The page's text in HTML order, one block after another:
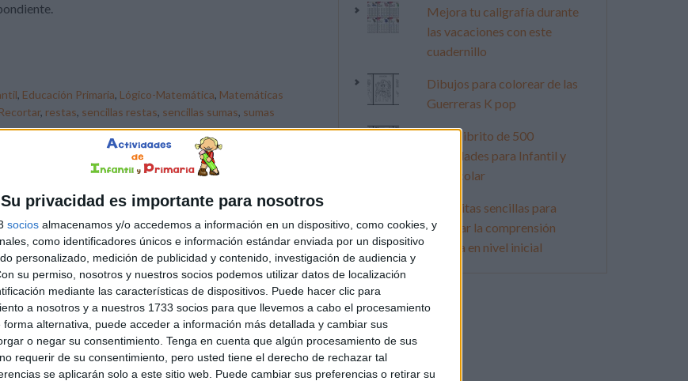
Su privacidad es importante para nosotros
socios almacenamos y/o accedemos a información en un dispositivo, como cookies, y
como identificadores únicos e información estándar enviada por un dispositivo
personalizado, medición de publicidad y contenido, investigación de audiencia y
su permiso, nosotros y nuestros socios podemos utilizar datos de localización
mediante las características de dispositivos. Puede hacer clic para
a nosotros y a nuestros 1733 socios para que llevemos a cabo el procesamiento
alternativa, puede acceder a información más detallada y cambiar sus
o negar su consentimiento. Tenga en cuenta que algún procesamiento de sus
requerir de su consentimiento, pero usted tiene el derecho de rechazar tal
se aplicarán solo a este sitio web. Puede cambiar sus preferencias o retirar su
, Educación Primaria, Lógico-Matemática, Matemáticas
Recortar, restas, sencillas restas, sencillas sumas, sumas
DEJA UN COMENTARIO
mental: Las
del pirata es una divertida actividad para
el cálculo mental sencillo de forma amena. El
del ejercicio es averiguar cuantas monedas le faltan
para conseguir las que quiere, sabiendo las que él ya
parte de la tarea es dibujar las monedas que
Mejora tu caligrafía durante
las vacaciones con este
cuadernillo
Dibujos para colorear de las
Guerreras K pop
Súper librito de 500
actividades para Infantil y
Preescolar
Lecturitas sencillas para
trabajar la comprensión
lectora en nivel inicial